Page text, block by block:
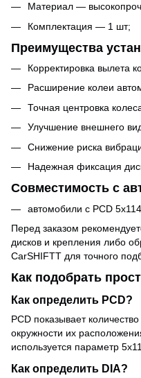
Материал —
Комплектация — 1 шт;
Преимущества
Корректировка вылета
Расширение колеи
Точная центровка
Улучшение внешнего
Снижение риска
Надежная фиксация
Совместимость с
автомобили с PCD
Перед заказом
дисков и крепления либо
CarSHIFTT для точного
Как подобрать
Как определить PCD?
PCD показывает
окружности их
используется параметр
Как определить DIA?